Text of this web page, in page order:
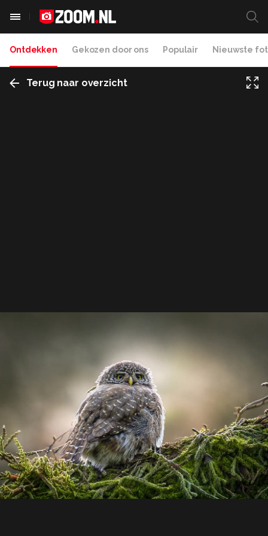
Ontdekken Gekozen door ons Populair Nieuwste
Terug naar overzicht